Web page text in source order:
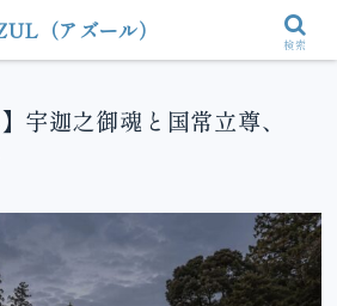
宇迦之御魂と国常立尊、
（アズール）
検索